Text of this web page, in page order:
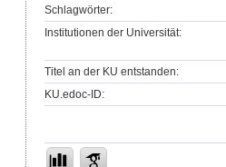
Schlagwörter:
Institutionen der Universität:
Titel an der KU entstanden:
KU.edoc-ID: